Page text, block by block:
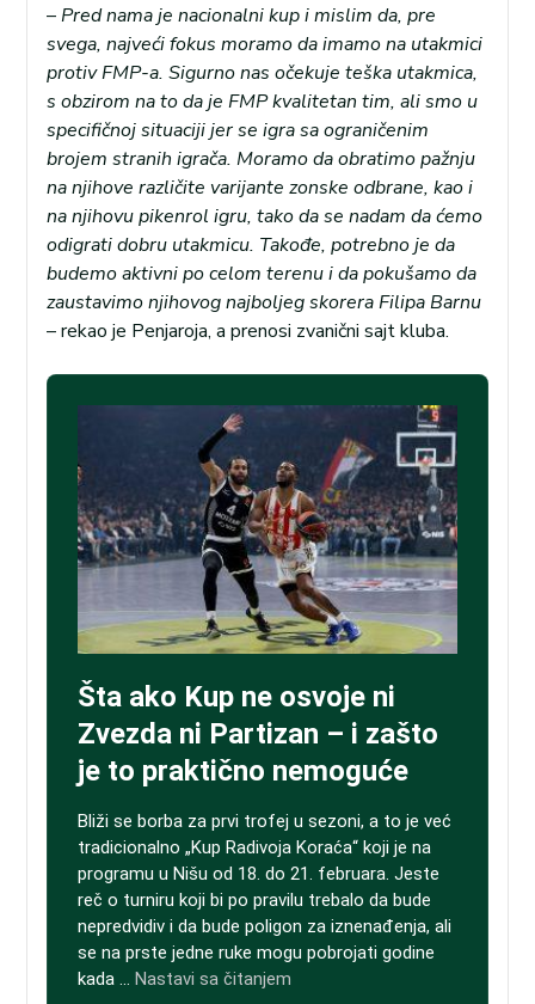
–Pred nama je nacionalni kup i mislim da, pre
svega, najveći fokus moramo da imamo na utakmici
protiv FMP-a. Sigurno nas očekuje teška utakmica,
s obzirom na to da je FMP kvalitetan tim, ali smo u
specifičnoj situaciji jer se igra sa ograničenim
brojem stranih igrača. Moramo da obratimo pažnju
na njihove različite varijante zonske odbrane, kao i
na njihovu pikenrol igru, tako da se nadam da ćemo
odigrati dobru utakmicu. Takođe, potrebno je da
budemo aktivni po celom terenu i da pokušamo da
zaustavimo njihovog najboljeg skorera Filipa Barnu
– rekao je Penjaroja, a prenosi zvanični sajt kluba.